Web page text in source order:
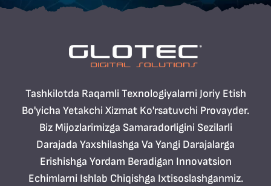
Tashkilotda Raqamli Texnologiyalarni Joriy Etish
Bo'yicha Yetakchi Xizmat Ko'rsatuvchi Provayder.
Biz Mijozlarimizga Samaradorligini Sezilarli
Darajada Yaxshilashga Va Yangi Darajalarga
Erishishga Yordam Beradigan Innovatsion
Echimlarni Ishlab Chiqishga Ixtisoslashganmiz.